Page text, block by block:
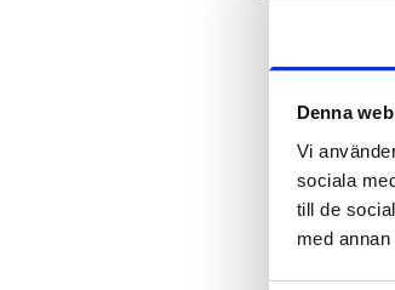
Denna
Vi
sociala
till de
med